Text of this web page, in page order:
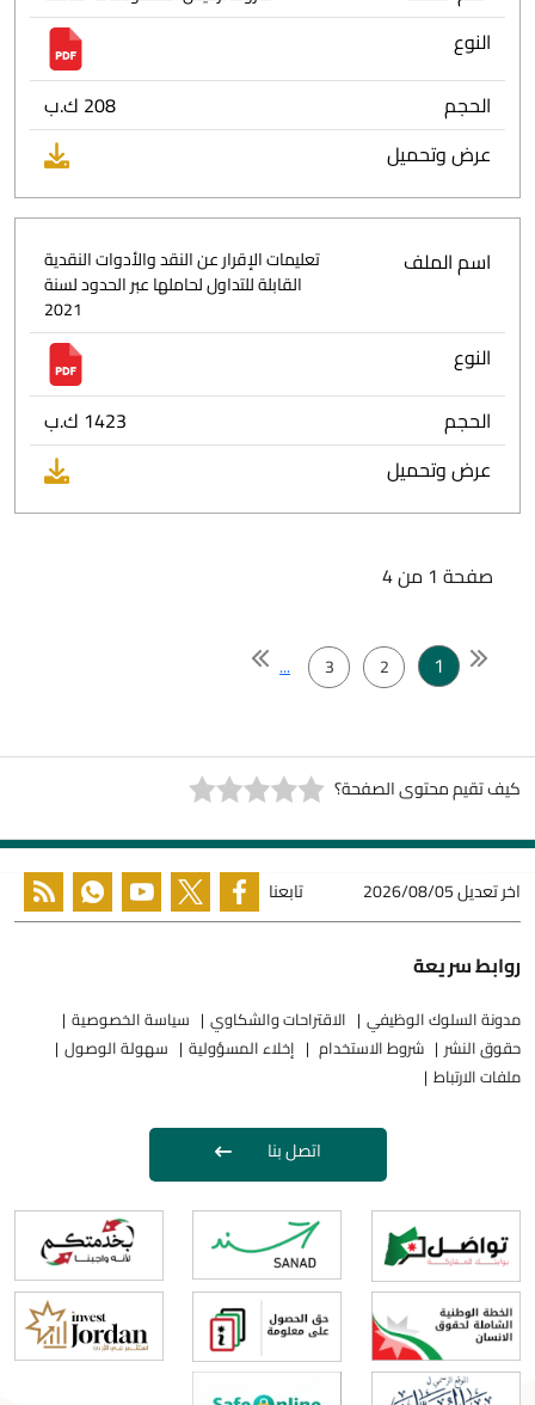
النوع
الحجم
208 ك.ب
عرض وتحميل
اسم الملف
تعليمات الإقرار عن النقد والأدوات النقدية
القابلة للتداول لحاملها عبر الحدود لسنة
2021
النوع
الحجم
1423 ك.ب
عرض وتحميل
صفحة 1 من 4
1
2
3
...
كيف تقيم محتوى الصفحة؟
اخر تعديل2026/08/05 تابعنا
روابط سريعة
مدونة السلوك الوظيفي الاقتراحات والشكاوي
سياسة الخصوصية
حقوق النشر
شروط الاستخدام إخلاء المسؤولية
سهولة الوصول
ملفات الارتباط
اتصل بنا